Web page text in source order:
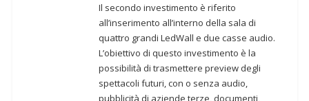
Il secondo investimento è riferito
all’inserimento all’interno della sala di
quattro grandi LedWall e due casse audio.
L’obiettivo di questo investimento è la
possibilità di trasmettere preview degli
spettacoli futuri, con o senza audio,
pubblicità di aziende terze, documenti,